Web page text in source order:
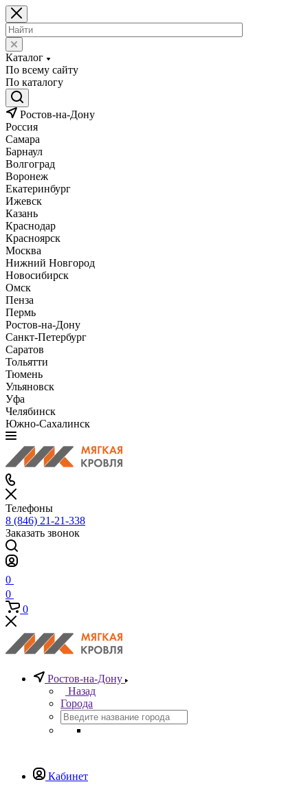
Каталог
По всему сайту
По каталогу
Ростов-на-Дону
Россия
Самара
Барнаул
Волгоград
Воронеж
Екатеринбург
Ижевск
Казань
Краснодар
Красноярск
Москва
Нижний Новгород
Новосибирск
Омск
Пенза
Пермь
Ростов-на-Дону
Санкт-Петербург
Саратов
Тольятти
Тюмень
Ульяновск
Уфа
Челябинск
Южно-Сахалинск
Телефоны
8 (846) 21-21-338
Заказать звонок
0
0
0
Ростов-на-Дону
Назад
Города
Кабинет